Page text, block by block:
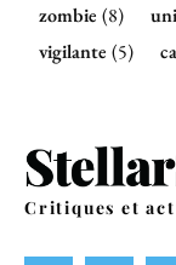
zombie (8)
vigilante (5)
Critiques et